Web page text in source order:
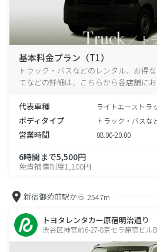
基本料金プラン（T1）
トラック・バスなどのレンタル、お得
てなどの詳細は、こちらから各店舗にお
代表車種 ライトエーストラ
ボディタイプ トラック・バスな
営業時間 08:00-20:00
6時間まで5,500円
免責補償制度1,100円
新宿御苑前駅から 2547m
トヨタレンタカー原宿明治通り
渋谷区神宮前6-27-8京セラ原宿ビル